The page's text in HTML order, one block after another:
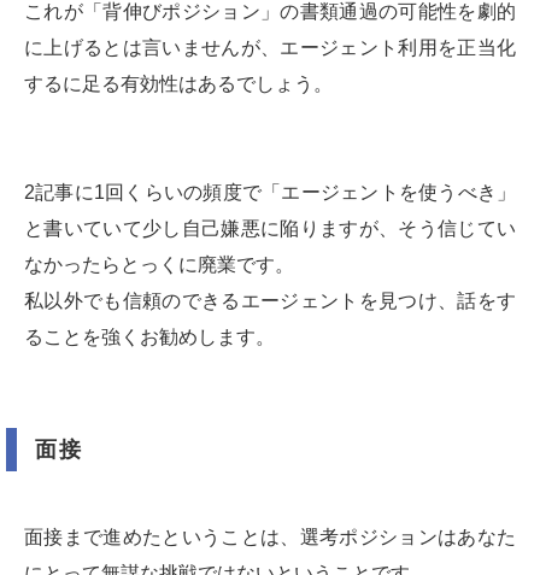
これが「背伸びポジション」の書類通過の可能性を劇的
に上げるとは言いませんが、エージェント利用を正当化
するに足る有効性はあるでしょう。
2記事に1回くらいの頻度で「エージェントを使うべき」
と書いていて少し自己嫌悪に陥りますが、そう信じてい
なかったらとっくに廃業です。
私以外でも信頼のできるエージェントを見つけ、話をす
ることを強くお勧めします。
面接
面接まで進めたということは、選考ポジションはあなた